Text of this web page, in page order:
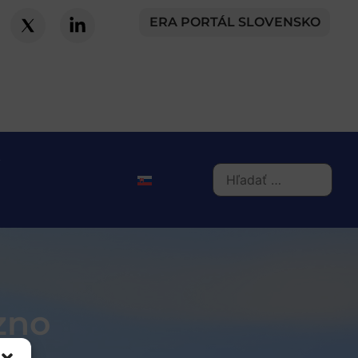
ERA PORTÁL SLOVENSKO